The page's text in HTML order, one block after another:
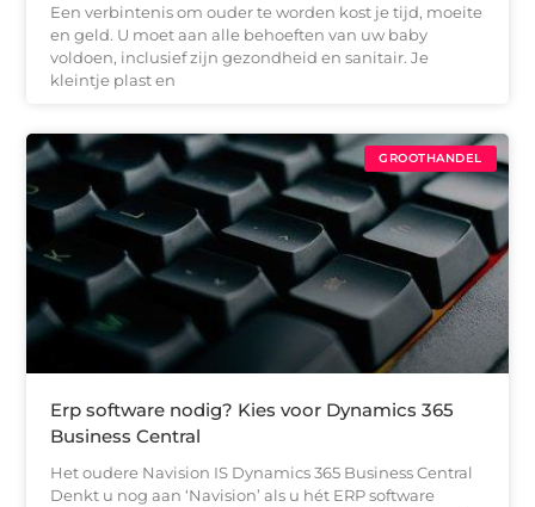
Een verbintenis om ouder te worden kost je tijd, moeite
en geld. U moet aan alle behoeften van uw baby
voldoen, inclusief zijn gezondheid en sanitair. Je
kleintje plast en
GROOTHANDEL
Erp software nodig? Kies voor Dynamics 365
Business Central
Het oudere Navision IS Dynamics 365 Business Central
Denkt u nog aan ‘Navision’ als u hét ERP software